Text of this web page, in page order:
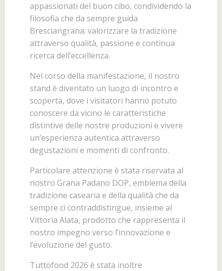
appassionati del buon cibo, condividendo la
filosofia che da sempre guida
Bresciangrana: valorizzare la tradizione
attraverso qualità, passione e continua
ricerca dell’eccellenza.
Nel corso della manifestazione, il nostro
stand è diventato un luogo di incontro e
scoperta, dove i visitatori hanno potuto
conoscere da vicino le caratteristiche
distintive delle nostre produzioni e vivere
un’esperienza autentica attraverso
degustazioni e momenti di confronto.
Particolare attenzione è stata riservata al
nostro Grana Padano DOP, emblema della
tradizione casearia e della qualità che da
sempre ci contraddistingue, insieme al
Vittoria Alata, prodotto che rappresenta il
nostro impegno verso l’innovazione e
l’evoluzione del gusto.
Tuttofood 2026 è stata inoltre